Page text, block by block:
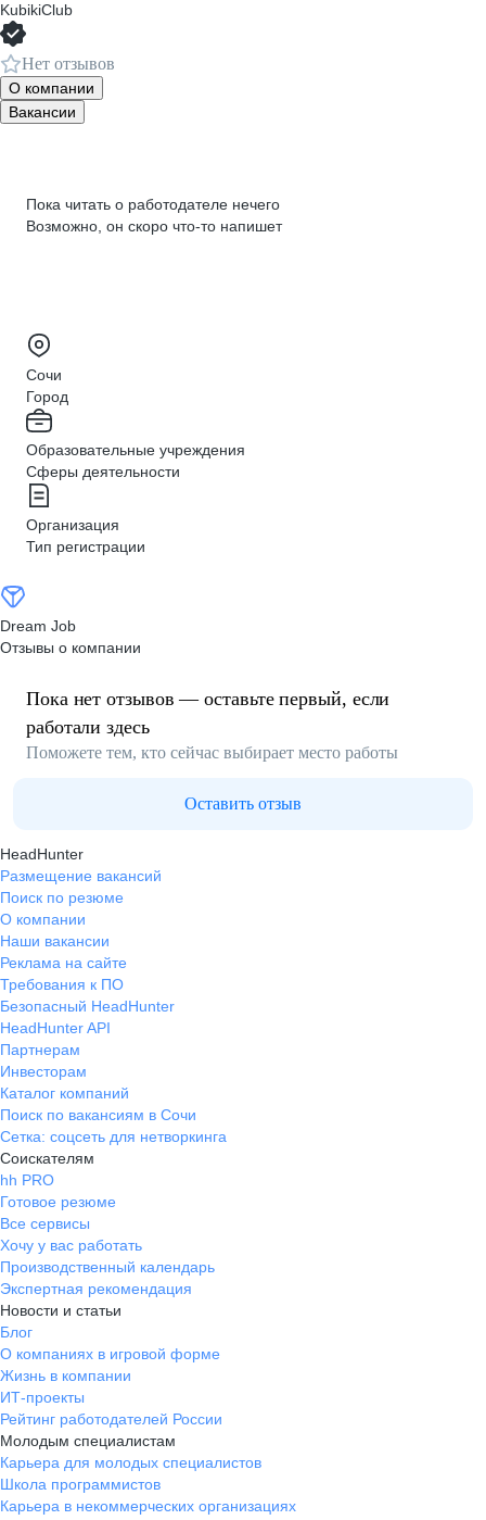
KubikiClub
Нет отзывов
О компании
Вакансии
Пока читать о работодателе нечего
Возможно, он скоро что‑то напишет
Сочи
Город
Образовательные учреждения
Сферы деятельности
Организация
Тип регистрации
Dream Job
Отзывы о компании
Пока нет отзывов — оставьте первый, если
работали здесь
Поможете тем, кто сейчас выбирает место работы
Оставить отзыв
HeadHunter
Размещение вакансий
Поиск по резюме
О компании
Наши вакансии
Реклама на сайте
Требования к ПО
Безопасный HeadHunter
HeadHunter API
Партнерам
Инвесторам
Каталог компаний
Поиск по вакансиям в Сочи
Сетка: соцсеть для нетворкинга
Соискателям
hh PRO
Готовое резюме
Все сервисы
Хочу у вас работать
Производственный календарь
Экспертная рекомендация
Новости и статьи
Блог
О компаниях в игровой форме
Жизнь в компании
ИТ-проекты
Рейтинг работодателей России
Молодым специалистам
Карьера для молодых специалистов
Школа программистов
Карьера в некоммерческих организациях